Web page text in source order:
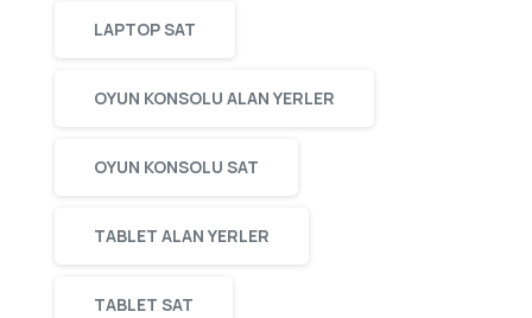
LAPTOP SAT
OYUN KONSOLU ALAN YERLER
OYUN KONSOLU SAT
TABLET ALAN YERLER
TABLET SAT